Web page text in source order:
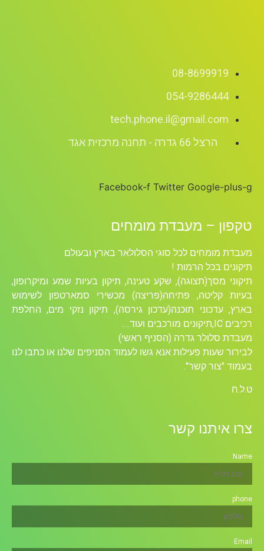
08-8699919
054-9286444
tech.phone.il@gmail.com
הרצל 66 גדרה - תחנה מרכזית אגד
Facebook-f Twitter Google-plus-g
טקפון – מעבדת מומחים
מעבדת מומחים לכל סוגי הסלולאר בארץ ובעולם
תיקונים בכל הרמות !
תיקוני מסך(תצוגה), שקע טעינה, תיקון בעיות שמע ומיקרופון,
בעיות קליטה, פתיחה(פריצה) מכשירי סמארטפון לשימוש
בארץ, עדכוני תוכנה(עדכון גירסה), תיקון נזקי מים, החלפת
רכיבים ICׁ,תיקונים מורכבים ועוד….
מעבדת סלולר גדרה (הסניף ראשי)
לבירור שעות פעילות אנא גשו לעמוד הסניפים שלנו או כתבו לנו
בעמוד "צור קשר".
ט.ל.ח
צרו איתנו קשר
Name
phone
Email